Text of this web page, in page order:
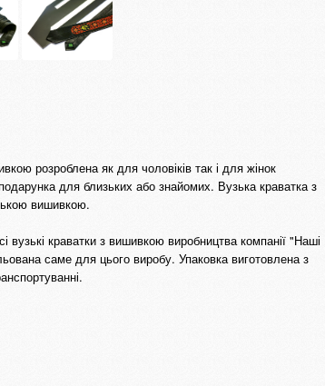
розроблена як для чоловіків так і для жінок
для близьких або знайомих. Вузька краватка з
вишивкою.
краватки з вишивкою виробництва компанії "Наші
саме для цього виробу. Упаковка виготовлена з